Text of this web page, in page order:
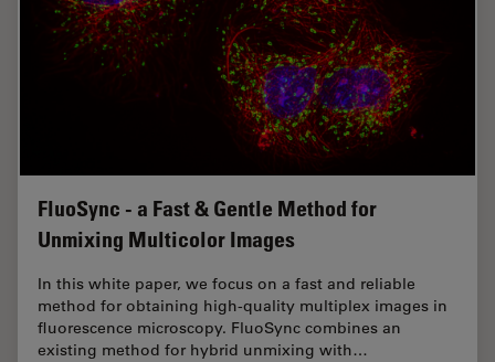
FluoSync - a Fast & Gentle Method for
Unmixing Multicolor Images
In this white paper, we focus on a fast and reliable
method for obtaining high-quality multiplex images in
fluorescence microscopy. FluoSync combines an
existing method for hybrid unmixing with…